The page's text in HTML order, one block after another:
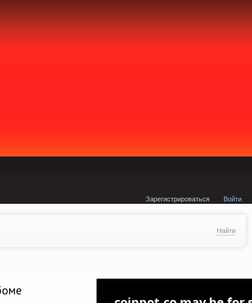
Зарегистрироваться Войти
Найти